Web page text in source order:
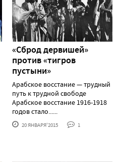
«Сброд дервишей»
против «тигров
пустыни»
Арабское восстание — трудный
путь к трудной свободе
Арабское восстание 1916-1918
годов стало......
20 ЯНВАРЯ'2015 1